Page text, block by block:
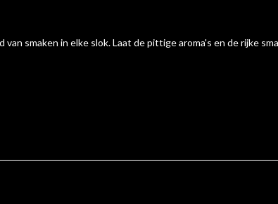
smaken in elke slok. Laat de pittige aroma's en de rijke